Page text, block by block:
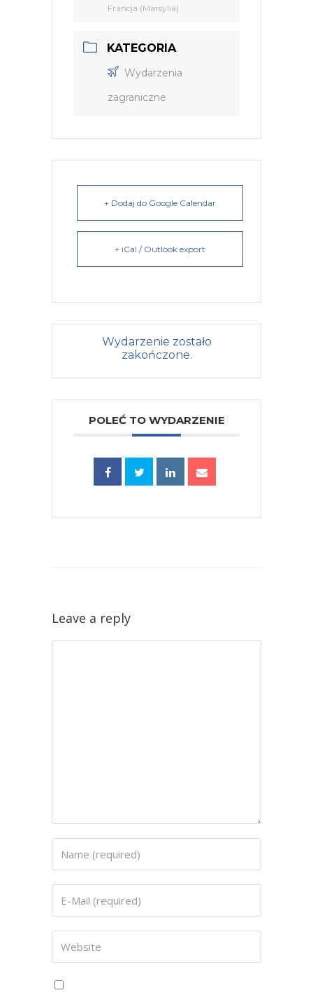
Francja (Marsylia)
KATEGORIA
Wydarzenia
zagraniczne
+ Dodaj do Google Calendar
+ iCal / Outlook export
Wydarzenie zostało
zakończone.
POLEĆ TO WYDARZENIE
Leave a reply